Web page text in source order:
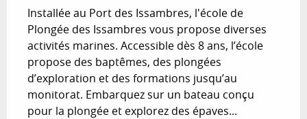
Installée au Port des Issambres, l'école de
Plongée des Issambres vous propose diverses
activités marines. Accessible dès 8 ans, l’école
propose des baptêmes, des plongées
d’exploration et des formations jusqu’au
monitorat. Embarquez sur un bateau conçu
pour la plongée et explorez des épaves...